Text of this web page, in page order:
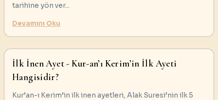
tarihine yön ver...
Devamını Oku
İlk İnen Ayet - Kur-an’ı Kerim’in İlk Ayeti
Hangisidir?
Kur’an-ı Kerim’in ilk inen ayetleri, Alak Suresi’nin ilk 5